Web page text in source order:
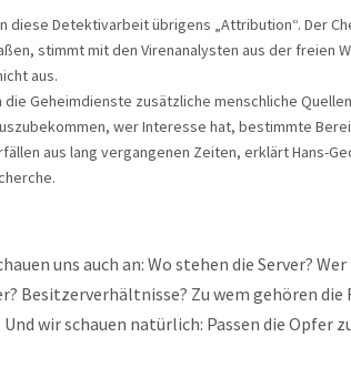
diese Detektivarbeit übrigens „Attribution“. Der
stimmt mit den Virenanalysten aus der freien
aus.
die Geheimdienste zusätzliche menschliche
wer Interesse hat, bestimmte
aus lang vergangenen Zeiten, erklärt Hans-
uns auch an: Wo stehen die Server?
Besitzerverhältnisse? Zu wem gehören die
Und wir schauen natürlich: Passen die Opfer